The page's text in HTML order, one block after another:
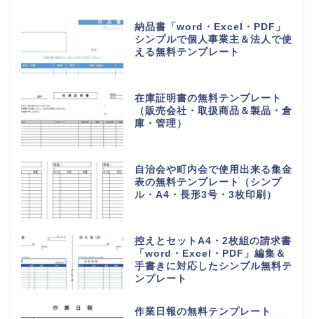
納品書「word・Excel・PDF」
シンプルで個人事業主＆法人で使
える無料テンプレート
在庫証明書の無料テンプレート
（販売会社・取扱商品＆製品・倉
庫・管理）
自治会や町内会で使用出来る集金
表の無料テンプレート（シンプ
ル・A4・長形3号・3枚印刷）
控えとセットA4・2枚組の請求書
「word・Excel・PDF」編集＆
手書きに対応したシンプル無料テ
ンプレート
作業日報の無料テンプレート